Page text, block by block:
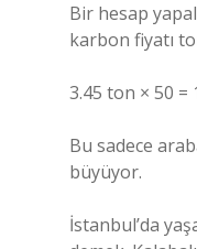
Bir hesap
karbon fiyatı
3.45 ton × 50
Bu sadece
büyüyor.
İstanbul’da